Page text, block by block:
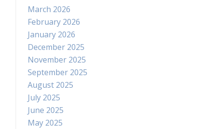
March 2026
February 2026
January 2026
December 2025
November 2025
September 2025
August 2025
July 2025
June 2025
May 2025